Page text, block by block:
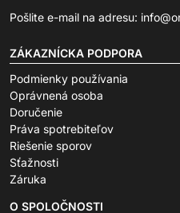
Pošlite e-mail na adresu:
ZÁKAZNÍCKA PODPORA
Podmienky používania
Oprávnená osoba
Doručenie
Práva spotrebiteľov
Riešenie sporov
Sťažnosti
Záruka
O SPOLOČNOSTI